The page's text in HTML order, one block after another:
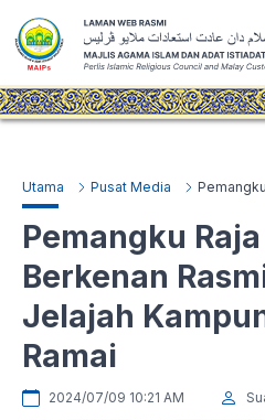
Utama Pusat Media
Pemangku
Berkenan
Jelajah
Ramai
2024/07/09 10:21 AM